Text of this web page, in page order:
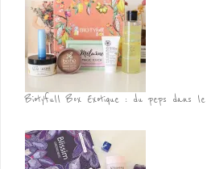
Biotyfull Box Exotique : du peps dans